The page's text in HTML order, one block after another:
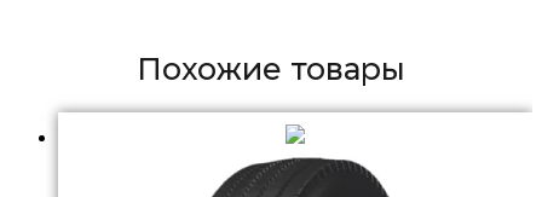
Похожие товары